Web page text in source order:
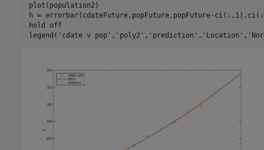
plot(population2)
h = errorbar(cdateFuture,popFuture,popFuture-
hold
off
legend( 'cdate v pop' , 'poly2' , 'prediction' , 'Location' ,